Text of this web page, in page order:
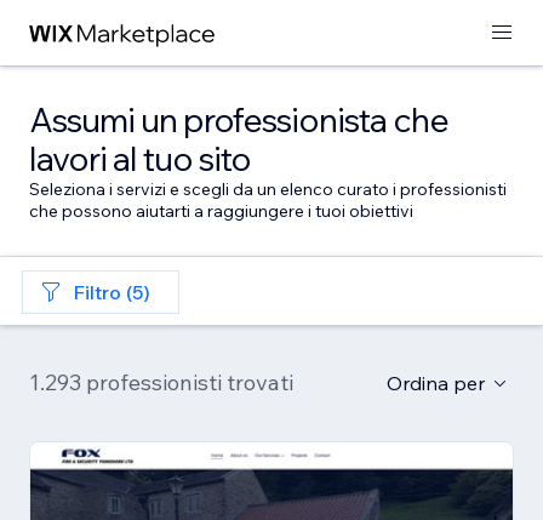
Assumi un professionista che
lavori al tuo sito
Seleziona i servizi e scegli da un elenco curato i professionisti
che possono aiutarti a raggiungere i tuoi obiettivi
Filtro (5)
1.293 professionisti trovati Ordina per